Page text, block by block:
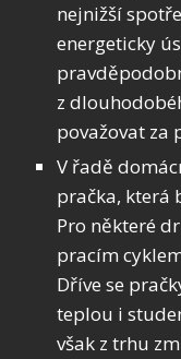
nejnižší
energeticky
z
považovat za
V řadě
pračka, která
Pro některé
pracím
Dříve se
teplou i
však z trhu